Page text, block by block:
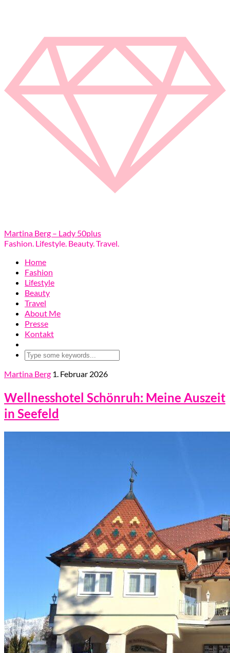
Martina Berg – Lady 50plus
Fashion. Lifestyle. Beauty. Travel.
Home
Fashion
Lifestyle
Beauty
Travel
About Me
Presse
Kontakt
Martina Berg 1. Februar 2026
Wellnesshotel Schönruh: Meine Auszeit
in Seefeld